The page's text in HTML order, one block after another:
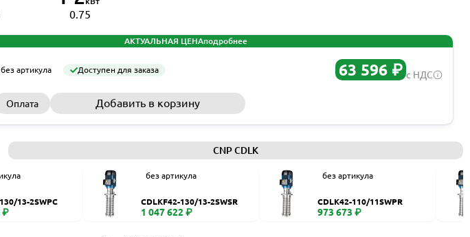
0.75
АКТУАЛЬНАЯ ЦЕНАподробнее
без артикула Доступен для заказа 63 596 ₽ с НДС
Оплата Добавить в корзину
CNP CDLK
13-2SWPC
₽
без артикула
CDLKF42-130/13-2SWSR
1 047 622 ₽
без артикула
CDLK42-110/11SWPR
973 673 ₽